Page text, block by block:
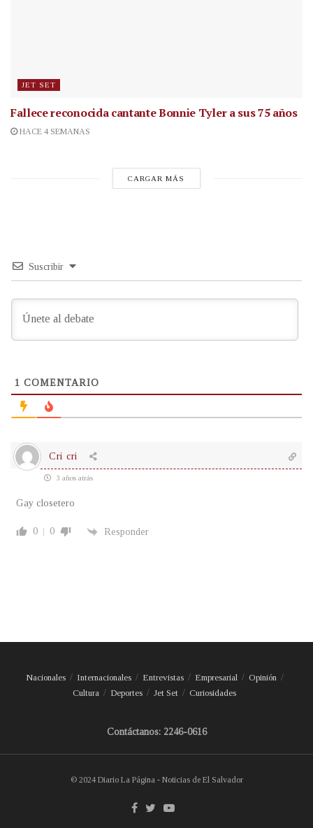
JET SET
Fallece reconocida cantanteBonnie Tyler a sus 75 años
HACE 4 SEMANAS
CARGAR MÁS
Suscribir
1 COMENTARIO
Cri cri
3 años atrás
Gay closetero
0 0 Responder
Nacionales Internacionales Entrevistas Empresarial
Opinión
Cultura
Deportes Jet Set Curiosidades
Contáctanos: 2246-0616
© 2024 Diario La Página - Noticias de El Salvador